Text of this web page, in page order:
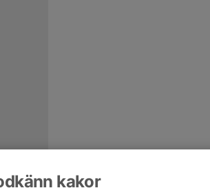
kakor